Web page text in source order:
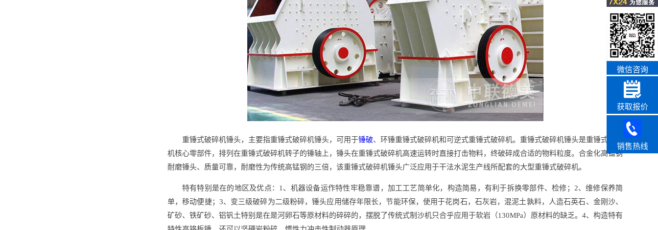
重锤式破碎机锤头，主要指重锤式破碎机锤头，可用于锤破、环锤重锤式破碎机和可逆式重锤式破碎机。重锤式破碎机锤头是重锤式破碎
机核心零部件，排列在重锤式破碎机转子的锤轴上，锤头在重锤式破碎机高速运转时直接打击物料，终破碎成合适的物料粒度。合金化高锰钢
耐磨锤头、质量可靠，耐磨性为传统高锰钢的三倍，该重锤式破碎机锤头广泛应用于干法水泥生产线所配套的大型重锤式破碎机。
特有特别是在的地区及优点：1、机器设备运作特性牢稳靠谱，加工工艺简单化，构造简易，有利于拆换零部件、检修；2、维修保养简
单，移动便捷；3、变三级破碎为二级粉碎，锤头应用储存年限长，节能环保，使用于花岗石，石灰岩，混泥土孰料，人造石英石、金刚沙、
矿砂、铁矿砂、铝钒土特别是在是河卵石等原材料的碎碎的，摆脱了传统式制沙机只合乎应用于软岩（130MPa）原材料的缺乏。4、构造特有
微信咨询
获取报价
销售热线